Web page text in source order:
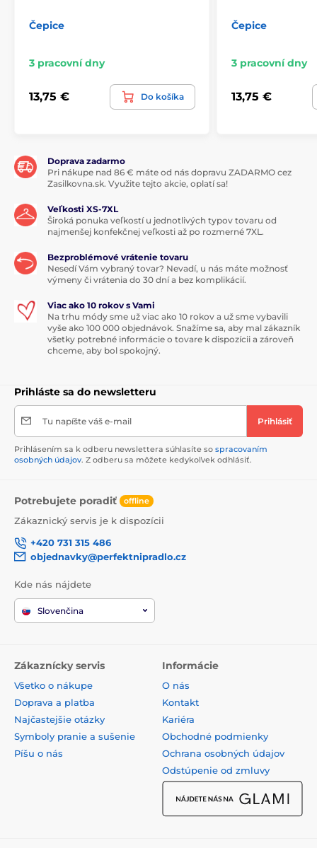
Čepice
3 pracovní dny
13,75 € Do košíka
Čepice
3 pracovní dny
13,75 €
Doprava zadarmo
Pri nákupe nad 86 € máte od nás dopravu ZADARMO cez
Zasilkovna.sk. Využite tejto akcie, oplatí sa!
Veľkosti XS-7XL
Široká ponuka veľkostí u jednotlivých typov tovaru od
najmenšej konfekčnej veľkosti až po rozmerné 7XL.
Bezproblémové vrátenie tovaru
Nesedí Vám vybraný tovar? Nevadí, u nás máte možnosť
výmeny či vrátenia do 30 dní a bez komplikácií.
Viac ako 10 rokov s Vami
Na trhu módy sme už viac ako 10 rokov a už sme vybavili
vyše ako 100 000 objednávok. Snažíme sa, aby mal zákazník
všetky potrebné informácie o tovare k dispozícii a zároveň
chceme, aby bol spokojný.
Prihláste sa do newsletteru
Tu napíšte váš e-mail Prihlásiť
Prihlásením sa k odberu newslettera súhlasíte so spracovaním
osobných údajov. Z odberu sa môžete kedykoľvek odhlásiť.
Potrebujete poradiť offline
Zákaznický servis je k dispozícii
+420 731 315 486
objednavky@perfektnipradlo.cz
Kde nás nájdete
Slovenčina
Zákaznícky servis
Všetko o nákupe
Doprava a platba
Najčastejšie otázky
Symboly pranie a sušenie
Píšu o nás
Informácie
O nás
Kontakt
Kariéra
Obchodné podmienky
Ochrana osobných údajov
Odstúpenie od zmluvy